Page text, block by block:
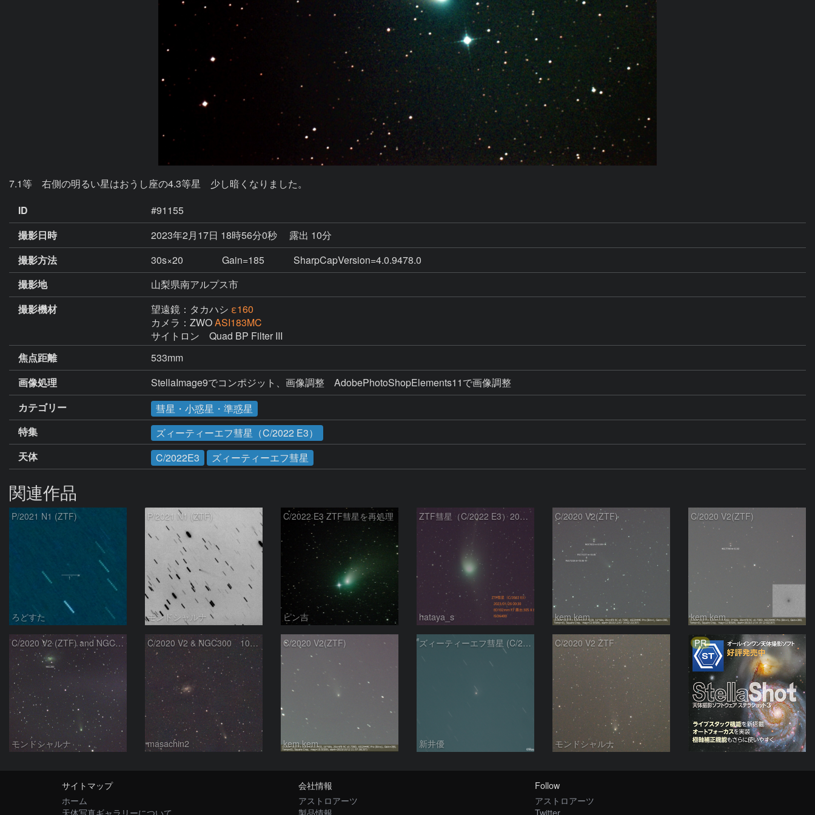
7.1等　右側の明るい星はおうし座の4.3等星　少し暗くなりました。
ID
#91155
撮影日時
2023年2月17日 18時56分0秒
露出 10分
撮影方法
30s×20 Gain=185 SharpCapVersion=4.0.9478.0
撮影地
山梨県南アルプス市
撮影機材
望遠鏡：タカハシ ε160
カメラ：ZWOASI183MC
サイトロン　Quad BP Filter III
焦点距離
533mm
画像処理
StellaImage9でコンポジット、画像調整　AdobePhotoShopElements11で画像調整
カテゴリー
彗星・小惑星・準惑星
特集
ズィーティーエフ彗星（C/2022 E3）
天体
C/2022E3 ズィーティーエフ彗星
関連作品
P/2021 N1 (ZTF)
ろどすた
P/2021 N1 (ZTF)
モンドシャルナ
C/2022 E3 ZTF彗星を再処理
ピン吉
ZTF彗星（C/2022 E3）2023/01/26
hataya_s
C/2020 V2(ZTF)
kem.kem
C/2020 V2(ZTF)
kem.kem
C/2020 V2 (ZTF) and NGC300
モンドシャルナ
C/2020 V2 & NGC300 10/15
masachin2
C/2020 V2(ZTF)
kem.kem
ズィーティーエフ彗星 (C/2020V2)：202309/12
新井優
C/2020 V2 ZTF
モンドシャルナ
PR
サイトマップ
ホーム
天体写真ギャラリーについて
会社情報
アストロアーツ
製品情報
Follow
アストロアーツ
Twitter